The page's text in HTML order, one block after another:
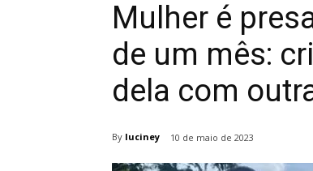
Mulher é
de um mês:
dela com
By luciney 10 de maio de 2023